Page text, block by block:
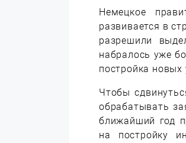
Немецкое
развивается в
разрешили
набралось уже
постройка новых
Чтобы
обрабатывать
ближайший год
на постройку